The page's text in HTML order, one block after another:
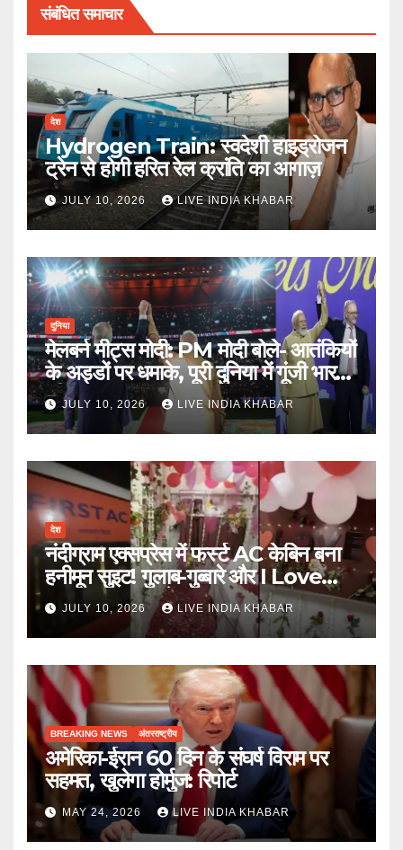
संबंधित समाचार
देश
Hydrogen Train: स्वदेशी हाइड्रोजन
ट्रेन से होगी हरित रेल क्रांति का आगाज़
JULY 10, 2026 LIVE INDIA KHABAR
दुनिया
मेलबर्न मीट्स मोदी: PM मोदी बोले- आतंकियों
के अड्डों पर धमाके, पूरी दुनिया में गूंजी भारत
की ताकत
JULY 10, 2026 LIVE INDIA KHABAR
देश
नंदीग्राम एक्सप्रेस में फर्स्ट AC केबिन बना
हनीमून सुइट! गुलाब-गुब्बारे और I Love
You, TTE सस्पेंड
JULY 10, 2026 LIVE INDIA KHABAR
BREAKING NEWS अंतरराष्ट्रीय
अमेरिका-ईरान 60 दिन के संघर्ष विराम पर
सहमत, खुलेगा होर्मुज: रिपोर्ट
MAY 24, 2026 LIVE INDIA KHABAR